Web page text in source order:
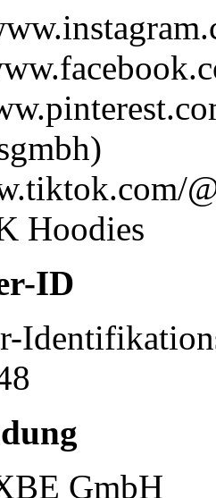
Hoodies
ID
GmbH